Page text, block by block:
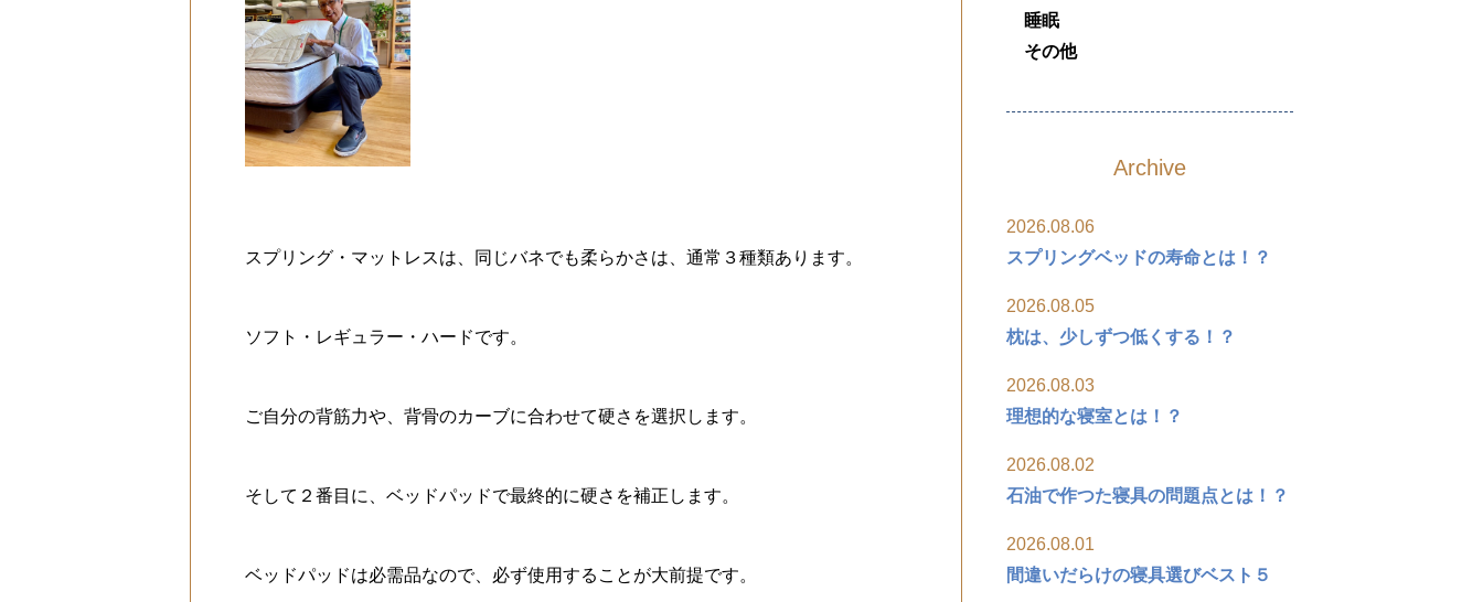
スプリング・マットレスは、同じバネでも柔らかさは、通常３種類あります。
ソフト・レギュラー・ハードです。
ご自分の背筋力や、背骨のカーブに合わせて硬さを選択します。
そして２番目に、ベッドパッドで最終的に硬さを補正します。
ベッドパッドは必需品なので、必ず使用することが大前提です。
睡眠
その他
Archive
2026.08.06
スプリングベッドの寿命とは！？
2026.08.05
枕は、少しずつ低くする！？
2026.08.03
理想的な寝室とは！？
2026.08.02
石油で作つた寝具の問題点とは！？
2026.08.01
間違いだらけの寝具選びベスト５